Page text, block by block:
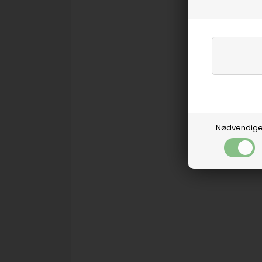
Nødvendige